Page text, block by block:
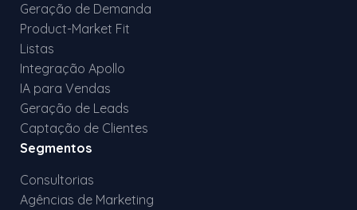
Geração de Demanda
Product-Market Fit
Listas
Integração Apollo
IA para Vendas
Geração de Leads
Captação de Clientes
Segmentos
Consultorias
Agências de Marketing